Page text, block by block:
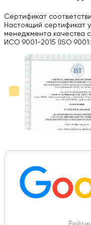
03.09.2024
Вся работа выполнена
Больше отзывов на
Сертификат
Настоящий сертификат
менеджмента качества
ИСО 9001-2015 (ISO